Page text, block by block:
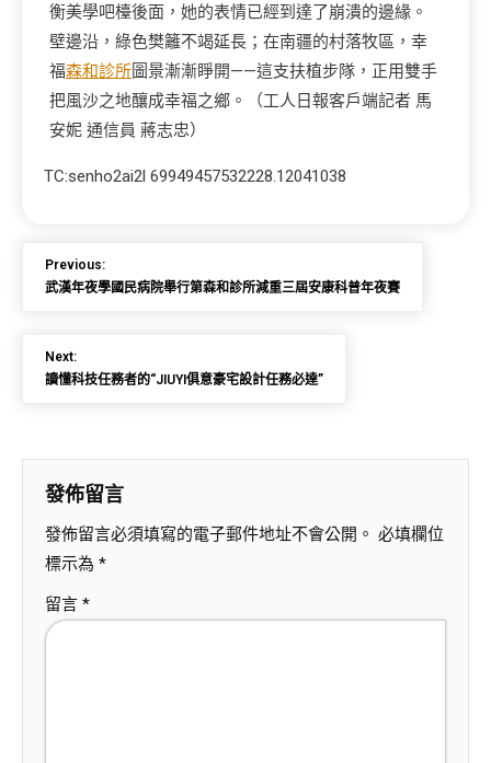
衡美學吧檯後面，她的表情已經到達了崩潰的邊緣。
壁邊沿，綠色樊籬不竭延長；在南疆的村落牧區，幸
福森和診所圖景漸漸睜開——這支扶植步隊，正用雙手
把風沙之地釀成幸福之鄉。（工人日報客戶端記者 馬
安妮 通信員 蔣志忠）
TC:senho2ai2l 69949457532228.12041038
Previous:
武漢年夜學國民病院舉行第森和診所減重三屆安康科普年夜賽
Next:
讀懂科技任務者的“JIUYI俱意豪宅設計任務必達”
發佈留言
發佈留言必須填寫的電子郵件地址不會公開。 必填欄位
標示為 *
留言 *